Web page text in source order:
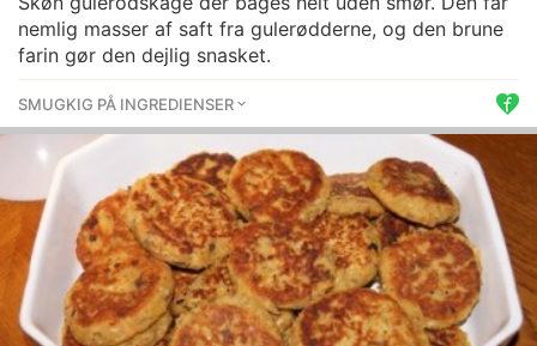
nemlig masser af saft fra gulerødderne, og den brune
farin gør den dejlig snasket.
SMUGKIG PÅ INGREDIENSER